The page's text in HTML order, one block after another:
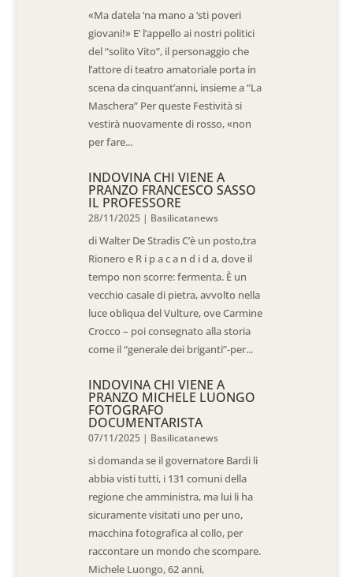
«Ma datela ‘na mano a ‘sti poveri
giovani!» E’ l’appello ai nostri politici
del “solito Vito”, il personaggio che
l’attore di teatro amatoriale porta in
scena da cinquant’anni, insieme a “La
Maschera” Per queste Festività si
vestirà nuovamente di rosso, «non
per fare...
INDOVINA CHI VIENE A
PRANZO FRANCESCO SASSO
IL PROFESSORE
28/11/2025 | Basilicatanews
di Walter De Stradis C’è un posto,tra
Rionero e R i p a c a n d i d a, dove il
tempo non scorre: fermenta. È un
vecchio casale di pietra, avvolto nella
luce obliqua del Vulture, ove Carmine
Crocco – poi consegnato alla storia
come il “generale dei briganti”-per...
INDOVINA CHI VIENE A
PRANZO MICHELE LUONGO
FOTOGRAFO
DOCUMENTARISTA
07/11/2025 | Basilicatanews
si domanda se il governatore Bardi li
abbia visti tutti, i 131 comuni della
regione che amministra, ma lui li ha
sicuramente visitati uno per uno,
macchina fotografica al collo, per
raccontare un mondo che scompare.
Michele Luongo, 62 anni,